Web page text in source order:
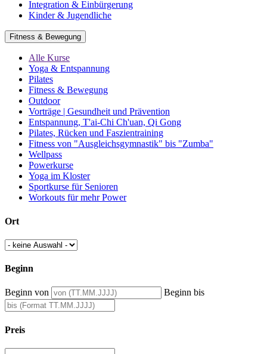
Integration & Einbürgerung
Kinder & Jugendliche
Fitness & Bewegung
Alle Kurse
Yoga & Entspannung
Pilates
Fitness & Bewegung
Outdoor
Vorträge | Gesundheit und Prävention
Entspannung, T'ai-Chi Ch'uan, Qi Gong
Pilates, Rücken und Faszientraining
Fitness von "Ausgleichsgymnastik" bis "Zumba"
Wellpass
Powerkurse
Yoga im Kloster
Sportkurse für Senioren
Workouts für mehr Power
Ort
Beginn
Beginn von Beginn bis
Preis